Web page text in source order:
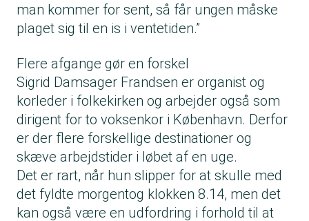
man kommer for sent, så får ungen måske
plaget sig til en is i ventetiden.”
Flere afgange gør en forskel
Sigrid Damsager Frandsen er organist og
korleder i folkekirken og arbejder også som
dirigent for to voksenkor i København. Derfor
er der flere forskellige destinationer og
skæve arbejdstider i løbet af en uge.
Det er rart, når hun slipper for at skulle med
det fyldte morgentog klokken 8.14, men det
kan også være en udfordring i forhold til at